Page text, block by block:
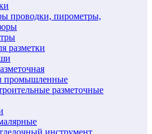
проводки, пирометры,
разметки
промышленные
разметочные
инструмент